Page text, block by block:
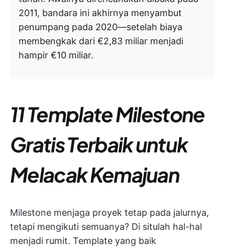
2011, bandara ini akhirnya menyambut
penumpang pada 2020—setelah biaya
membengkak dari €2,83 miliar menjadi
hampir €10 miliar.
11 Template Milestone
Gratis Terbaik untuk
Melacak Kemajuan
Milestone menjaga proyek tetap pada jalurnya,
tetapi mengikuti semuanya? Di situlah hal-hal
menjadi rumit. Template yang baik